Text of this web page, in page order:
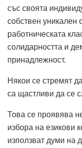
със своята
собствен уникален
работническата
солидарността и
принадлежност.
Някои се стремят
са щастливи да се
Това се проявява
избора на езикови
използват думи на